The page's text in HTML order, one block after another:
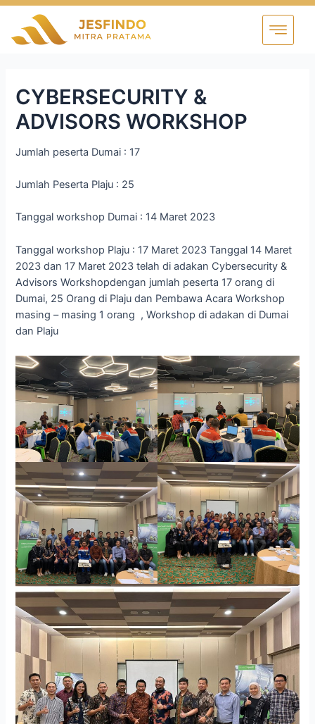
CYBERSECURITY &
ADVISORS WORKSHOP
Jumlah peserta Dumai : 17
Jumlah Peserta Plaju : 25
Tanggal workshop Dumai : 14 Maret 2023
Tanggal workshop Plaju : 17 Maret 2023 Tanggal 14 Maret
2023 dan 17 Maret 2023 telah di adakan Cybersecurity &
Advisors Workshopdengan jumlah peserta 17 orang di
Dumai, 25 Orang di Plaju dan Pembawa Acara Workshop
masing – masing 1 orang , Workshop di adakan di Dumai
dan Plaju